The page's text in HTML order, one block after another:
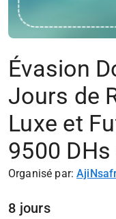
Évasion
Jours de
Luxe et
9500
Organisé par:
8 jours